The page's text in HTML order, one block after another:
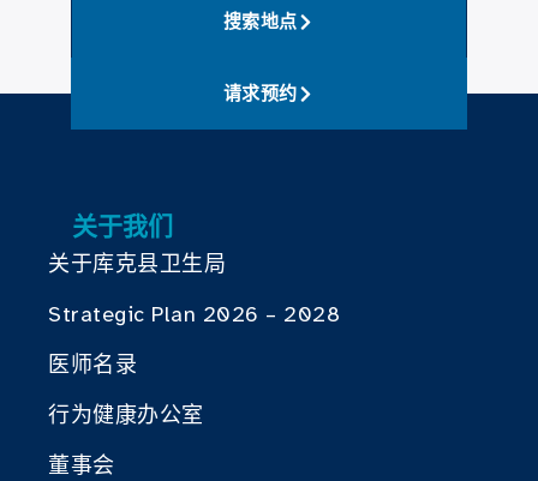
搜索地点
请求预约
关于我们
关于库克县卫生局
Strategic Plan 2026 – 2028
医师名录
行为健康办公室
董事会